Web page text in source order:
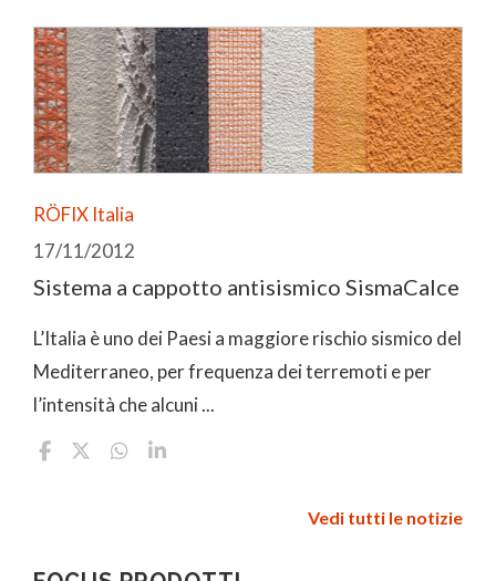
RÖFIX Italia
17/11/2012
Sistema a cappotto antisismico SismaCalce
L’Italia è uno dei Paesi a maggiore rischio sismico del
Mediterraneo, per frequenza dei terremoti e per
l’intensità che alcuni ...
Vedi tutti le notizie